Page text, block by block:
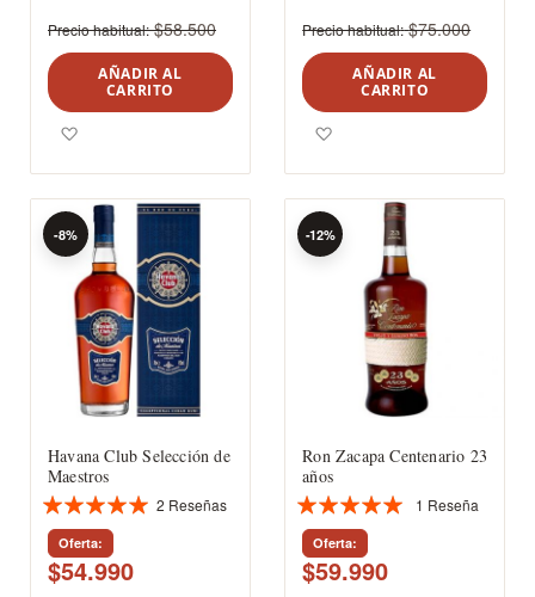
Precio habitual $58.500
AÑADIR AL
CARRITO
Precio habitual $75.000
AÑADIR AL
CARRITO
Havana Club Selección de
Maestros
Valoración:
100%
2 Reseñas
Oferta
$54.990
-8%
Ron Zacapa Centenario 23
años
Valoración:
100%
1 Reseña
Oferta
$59.990
-12%